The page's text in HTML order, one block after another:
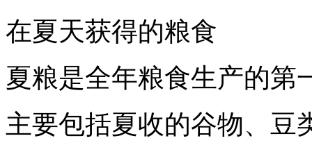
在夏天获得的粮食
夏粮是全年粮食生产的第
主要包括夏收的谷物、豆